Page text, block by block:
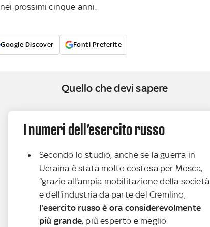
nei prossimi cinque anni.
Google Discover Fonti Preferite
Quello che devi sapere
I numeri dell’esercito russo
Secondo lo studio, anche se la guerra in
Ucraina è stata molto costosa per Mosca,
“grazie all'ampia mobilitazione della società
e dell'industria da parte del Cremlino,
l'esercito russo è ora considerevolmente
più grande, più esperto e meglio